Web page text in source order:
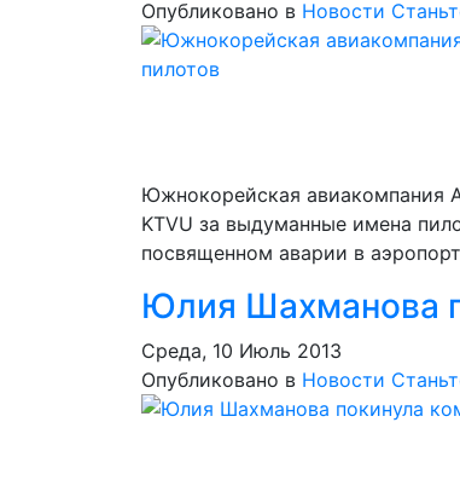
Опубликовано в Новости
Южнокорейская авиакомпания
KTVU за выдуманные имена
посвященном аварии в
Юлия Шахманова
Среда, 10 Июль 2013
Опубликовано в Новости